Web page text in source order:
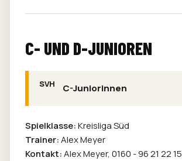
C- UND D-JUNIOREN
C-Juniorinnen
Spielklasse:Kreisliga Süd
Trainer:Alex Meyer
Kontakt:Alex Meyer, 0160 - 96 21 22 15